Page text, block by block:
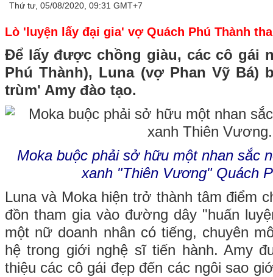
Thứ tư, 05/08/2020, 09:31 GMT+7
Lò 'luyện lấy đại gia' vợ Quách Phú Thành
Để lấy được chồng giàu, các cô gái
Phú Thành), Luna (vợ Phan Vỹ Bá)
trùm' Amy đào tạo.
Moka buộc phải sở hữu một nhan sắc
xanh "Thiên Vương" Quách
Luna và Moka hiện trở thành tâm điểm
đồn tham gia vào đường dây "huấn
một nữ doanh nhân có tiếng, chuyên
hệ trong giới nghệ sĩ tiến hành. Amy
thiệu các cô gái đẹp đến các ngôi sao